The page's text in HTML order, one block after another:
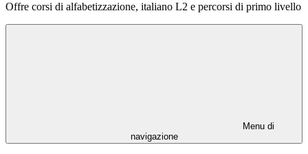
Offre corsi di alfabetizzazione, italiano L2 e percorsi di primo livello
Menu di
navigazione